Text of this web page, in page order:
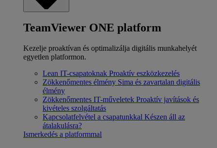
TeamViewer ONE platform
Kezelje proaktívan és optimalizálja digitális munkahelyét
egyetlen platformon.
Lean IT-csapatoknak Proaktív eszközkezelés
Zökkenőmentes élmény Sima és zavartalan digitális
élmény
Zökkenőmentes IT-műveletek Proaktív javítások és
kivételes szolgáltatás
Kapcsolatfelvétel a csapatunkkal Készen áll az
átalakulásra?
Ismerkedés a platformmal